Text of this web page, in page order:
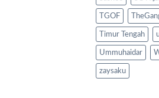
TGOF
Timur Tengah
Ummuhaidar
zaysaku